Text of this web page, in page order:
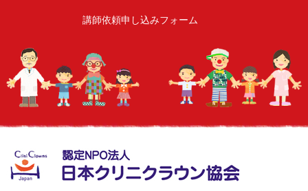
講師依頼申し込みフォーム